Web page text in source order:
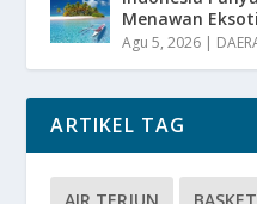
Menawan
Agu 5, 2026 |
ARTIKEL TAG